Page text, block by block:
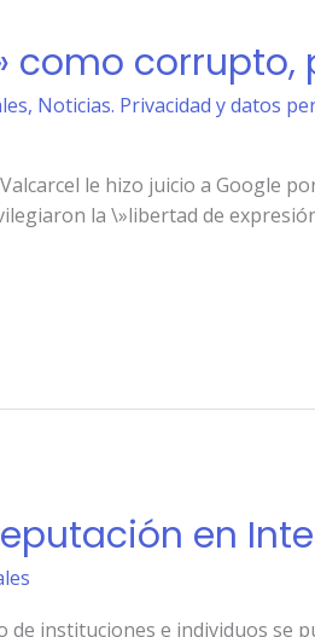
corrupto,
, Noticias. Privacidad y datos
le hizo juicio a Google
la \»libertad de
en
instituciones e individuos se